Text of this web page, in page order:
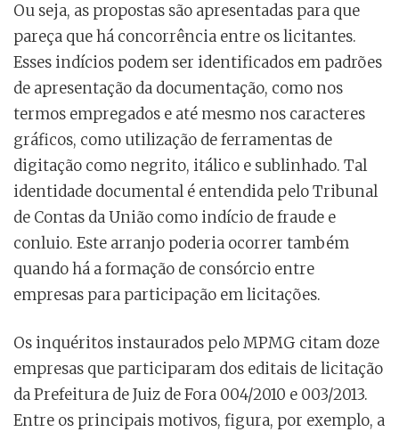
Ou seja, as propostas são apresentadas para que
pareça que há concorrência entre os licitantes.
Esses indícios podem ser identificados em padrões
de apresentação da documentação, como nos
termos empregados e até mesmo nos caracteres
gráficos, como utilização de ferramentas de
digitação como negrito, itálico e sublinhado. Tal
identidade documental é entendida pelo Tribunal
de Contas da União como indício de fraude e
conluio. Este arranjo poderia ocorrer também
quando há a formação de consórcio entre
empresas para participação em licitações.
Os inquéritos instaurados pelo MPMG citam doze
empresas que participaram dos editais de licitação
da Prefeitura de Juiz de Fora 004/2010 e 003/2013.
Entre os principais motivos, figura, por exemplo, a